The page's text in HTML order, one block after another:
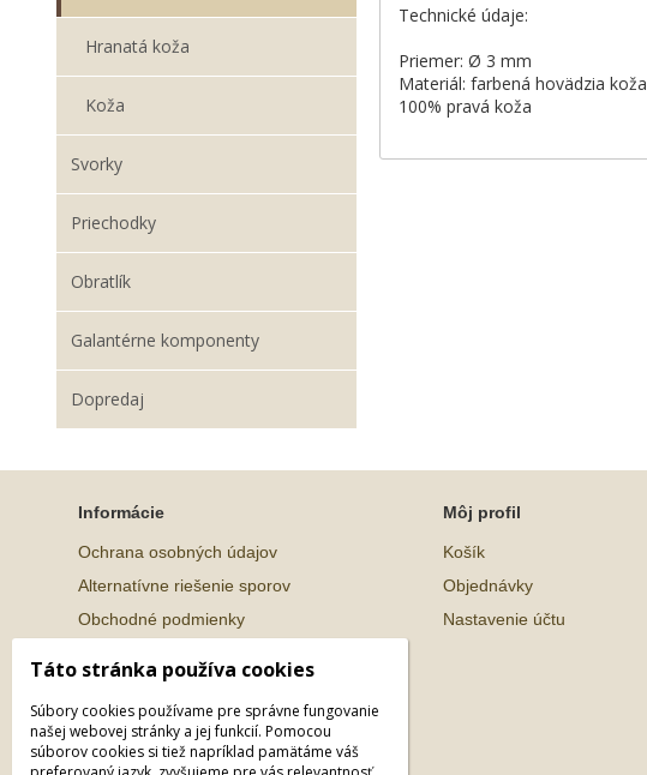
Hranatá koža
Koža
Svorky
Priechodky
Obratlík
Galantérne komponenty
Dopredaj
Technické údaje:
Priemer: Ø 3 mm
Materiál: farbená hovädzia koža
100% pravá koža
Informácie
Ochrana osobných údajov
Alternatívne riešenie sporov
Obchodné podmienky
Môj profil
Košík
Objednávky
Nastavenie účtu
Táto stránka používa cookies
Súbory cookies používame pre správne fungovanie
našej webovej stránky a jej funkcií. Pomocou
súborov cookies si tiež napríklad pamätáme váš